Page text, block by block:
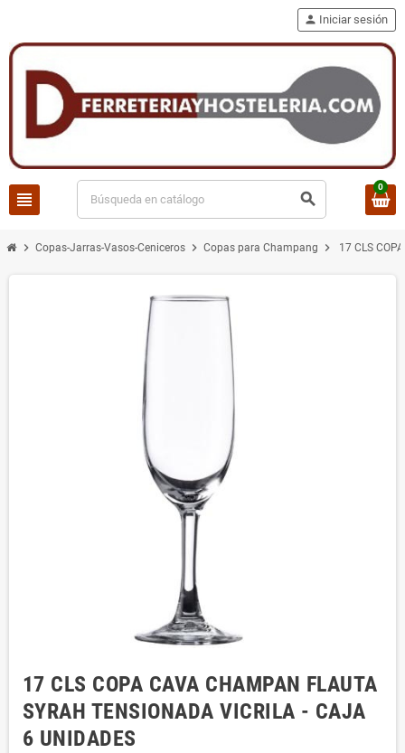
view_headline search
person Iniciar sesión
0
chevron_right Copas-Jarras-Vasos-Ceniceros chevron_right Copas para Champang chevron_right 17 CLS
17 CLS COPA CAVA CHAMPAN FLAUTA
SYRAH TENSIONADA VICRILA - CAJA
6 UNIDADES